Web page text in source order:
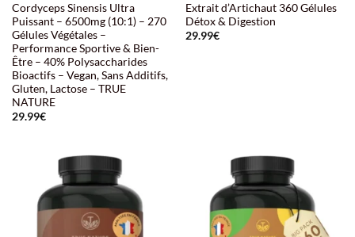
Cordyceps Sinensis Ultra
Puissant – 6500mg (10:1) – 270
Gélules Végétales –
Performance Sportive & Bien-
Être – 40% Polysaccharides
Bioactifs – Vegan, Sans Additifs,
Gluten, Lactose – TRUE
NATURE
29.99€
Extrait d’Artichaut 360 Gélules
Détox & Digestion
29.99€